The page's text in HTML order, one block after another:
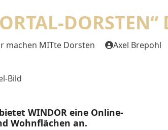
DORSTEN“
machen MITte Dorsten Axel Brepohl
WINDOR eine Online-
Wohnflächen an.